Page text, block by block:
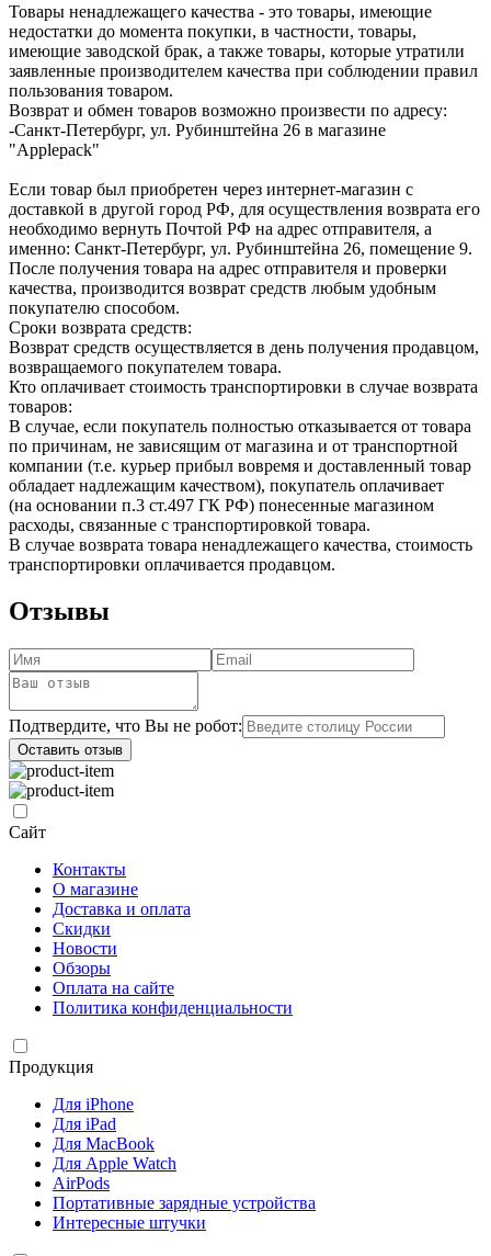
Товары ненадлежащего качества - это товары, имеющие
недостатки до момента покупки, в частности, товары,
имеющие заводской брак, а также товары, которые утратили
заявленные производителем качества при соблюдении правил
пользования товаром.
Возврат и обмен товаров возможно произвести по адресу:
-Санкт-Петербург, ул. Рубинштейна 26 в магазине
"Applepack"
Если товар был приобретен через интернет-магазин с
доставкой в другой город РФ, для осуществления возврата его
необходимо вернуть Почтой РФ на адрес отправителя, а
именно: Санкт-Петербург, ул. Рубинштейна 26, помещение 9.
После получения товара на адрес отправителя и проверки
качества, производится возврат средств любым удобным
покупателю способом.
Сроки возврата средств:
Возврат средств осуществляется в день получения продавцом,
возвращаемого покупателем товара.
Кто оплачивает стоимость транспортировки в случае возврата
товаров:
В случае, если покупатель полностью отказывается от товара
по причинам, не зависящим от магазина и от транспортной
компании (т.е. курьер прибыл вовремя и доставленный товар
обладает надлежащим качеством), покупатель оплачивает
(на основании п.3 ст.497 ГК РФ) понесенные магазином
расходы, связанные с транспортировкой товара.
В случае возврата товара ненадлежащего качества, стоимость
транспортировки оплачивается продавцом.
Отзывы
Подтвердите, что Вы не робот:
Оставить отзыв
Сайт
Контакты
О магазине
Доставка и оплата
Скидки
Новости
Обзоры
Оплата на сайте
Политика конфиденциальности
Продукция
Для iPhone
Для iPad
Для MacBook
Для Apple Watch
AirPods
Портативные зарядные устройства
Интересные штучки